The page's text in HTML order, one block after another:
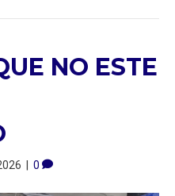
NO ESTE
0